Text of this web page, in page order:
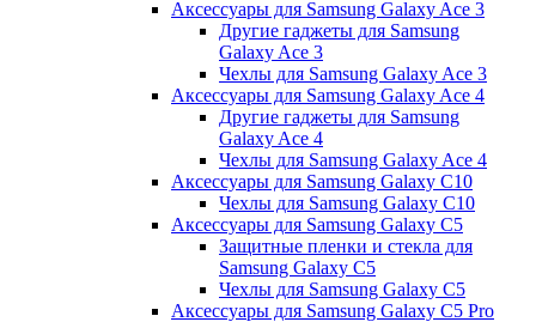
Аксессуары для Samsung Galaxy Ace 3
Другие гаджеты для Samsung
Galaxy Ace 3
Чехлы для Samsung Galaxy Ace 3
Аксессуары для Samsung Galaxy Ace 4
Другие гаджеты для Samsung
Galaxy Ace 4
Чехлы для Samsung Galaxy Ace 4
Аксессуары для Samsung Galaxy C10
Чехлы для Samsung Galaxy C10
Аксессуары для Samsung Galaxy C5
Защитные пленки и стекла для
Samsung Galaxy C5
Чехлы для Samsung Galaxy C5
Аксессуары для Samsung Galaxy C5 Pro